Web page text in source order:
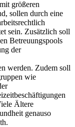
größeren
sollen durch eine
sein. Zusätzlich soll
Betreuungspools
der
werden. Zudem soll
wie
Ältere
genauso